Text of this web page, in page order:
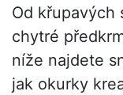
Od křupavých
chytré
níže najdete
jak okurky